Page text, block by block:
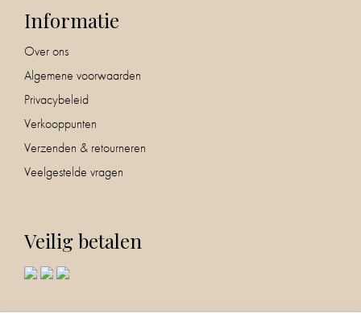
Informatie
Over ons
Algemene voorwaarden
Privacybeleid
Verkooppunten
Verzenden & retourneren
Veelgestelde vragen
Veilig betalen